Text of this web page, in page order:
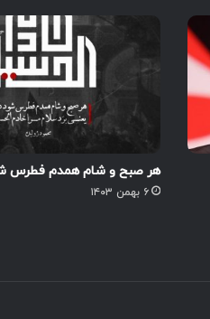
هر صبح و شام همدم فطرس
۶ بهمن ۱۴۰۳